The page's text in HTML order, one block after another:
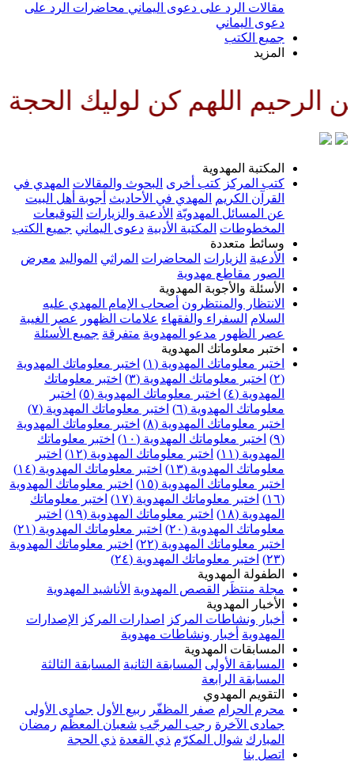
الرد على دعوى اليماني محاضرات الرد على
كن لوليك الحجة بن
المهدوية
كتب أخرى البحوث والمقالات المهدي في
المهدي في الأحاديث أجوبة أهل البيت
المسائل المهدويّة الأدعية والزيارات التوقيعات
المكتبة الأدبية دعوى اليماني جميع الكتب
متعددة
الزيارات المحاضرات المراثي المواليد معرض
مقاطع مهدوية
والأجوبة المهدوية
والمنتظرون أصحاب الإمام المهدي عليه
السفراء والفقهاء علامات الظهور عصر الغيبة
مدعو المهدوية متفرقة جميع الأسئلة
معلوماتك المهدوية
معلوماتك المهدوية (١)
اختبر معلوماتك المهدوية
اختبر معلوماتك المهدوية (٣)
اختبر معلوماتك
اختبر معلوماتك المهدوية (٥)
اختبر
المهدوية (٦)
اختبر معلوماتك المهدوية (٧)
معلوماتك المهدوية (٨)
اختبر معلوماتك المهدوية
اختبر معلوماتك المهدوية (١٠)
اختبر معلوماتك
اختبر معلوماتك المهدوية (١٢)
اختبر
المهدوية (١٣)
اختبر معلوماتك المهدوية (١٤)
معلوماتك المهدوية (١٥)
اختبر معلوماتك المهدوية
اختبر معلوماتك المهدوية (١٧)
اختبر معلوماتك
اختبر معلوماتك المهدوية (١٩)
اختبر
المهدوية (٢٠)
اختبر معلوماتك المهدوية (٢١)
معلوماتك المهدوية (٢٢)
اختبر معلوماتك المهدوية
اختبر معلوماتك المهدوية (٢٤)
المهدوية
منتظَر
القصص المهدوية الأناشيد المهدوية
المهدوية
ونشاطات المركز اصدارات المركز الإصدارات
أخبار ونشاطات مهدوية
المهدوية
الأولى المسابقة الثانية المسابقة الثالثة
الرابعة
المهدوي
الحرام
صفر المظفّر ربيع الأول جمادى الأولى
رجب المرجّب شعبان المعظّم رمضان
شوال المكرّم ذي القعدة ذي الحجة